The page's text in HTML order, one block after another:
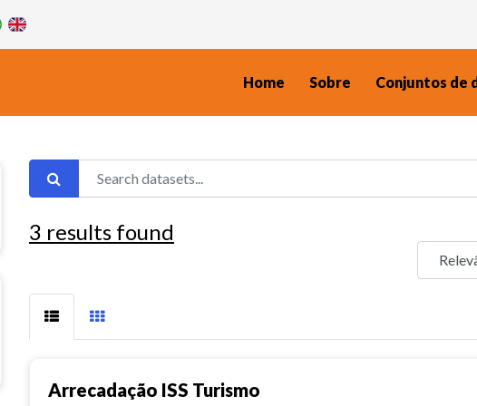
Home Sobre Conjuntos de
3 results found
Arrecadação ISS Turismo